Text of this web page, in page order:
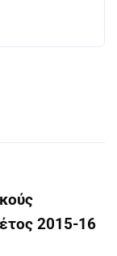
2015-16